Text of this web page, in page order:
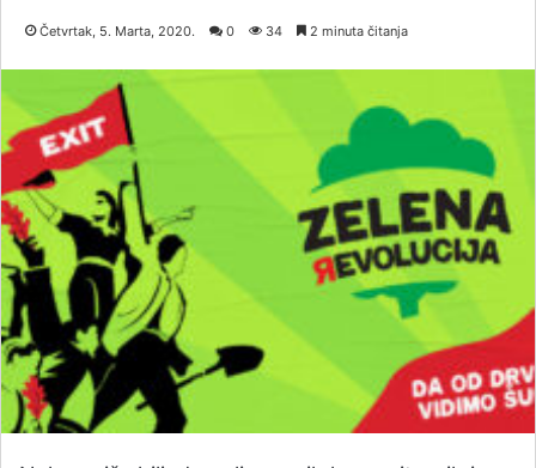
Četvrtak, 5. Marta, 2020. 0 34 2 minuta čitanja